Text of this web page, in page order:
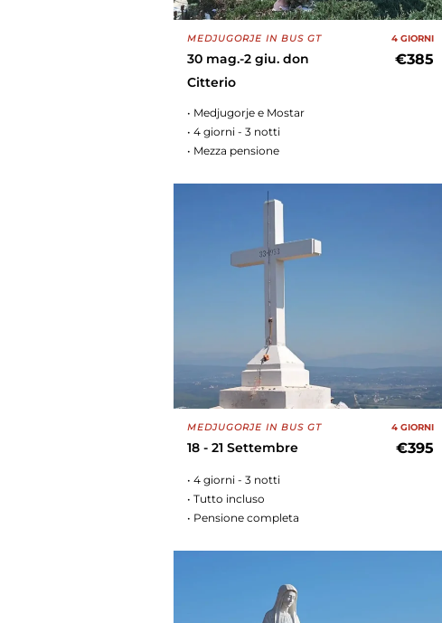
MEDJUGORJE IN BUS GT
30 mag.-2 giu. don
Citterio
4 GIORNI
€385
• Medjugorje e Mostar
• 4 giorni - 3 notti
• Mezza pensione
MEDJUGORJE IN BUS GT
18 - 21 Settembre
4 GIORNI
€395
• 4 giorni - 3 notti
• Tutto incluso
• Pensione completa